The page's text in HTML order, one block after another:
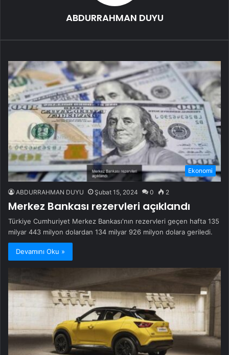
ABDURRAHMAN DUYU
Ekonomi
ABDURRAHMAN DUYU Şubat 15, 2024 0 2
Merkez Bankası rezervleri açıklandı
Türkiye Cumhuriyet Merkez Bankası'nın rezervleri geçen hafta 135
milyar 443 milyon dolardan 134 milyar 926 milyon dolara geriledi.
Devamını Oku »